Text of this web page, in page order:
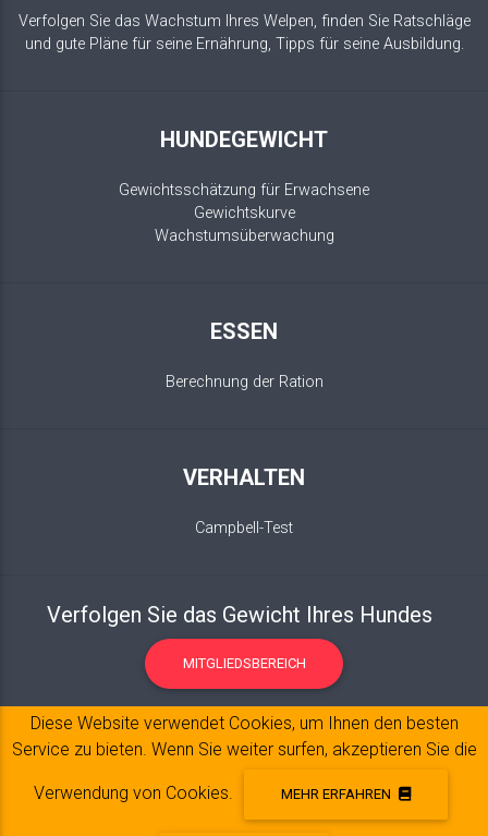
Verfolgen Sie das Wachstum Ihres Welpen, finden Sie Ratschläge
und gute Pläne für seine Ernährung, Tipps für seine Ausbildung.
HUNDEGEWICHT
Gewichtsschätzung für Erwachsene
Gewichtskurve
Wachstumsüberwachung
ESSEN
Berechnung der Ration
VERHALTEN
Campbell-Test
Verfolgen Sie das Gewicht Ihres Hundes
MITGLIEDSBEREICH
Diese Website verwendet Cookies, um Ihnen den besten
Service zu bieten. Wenn Sie weiter surfen, akzeptieren Sie die
Verwendung von Cookies. MEHR ERFAHREN